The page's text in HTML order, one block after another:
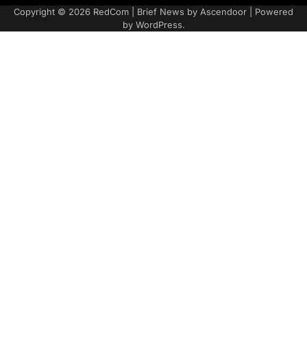
irányelvek
Copyright © 2026 RedCom | Brief News by Ascendoor | Powered
by WordPress.